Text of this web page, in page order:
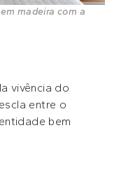
madeira com a
vivência do
entre o
bem